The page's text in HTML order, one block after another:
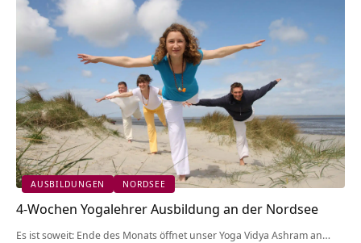
AUSBILDUNGEN NORDSEE
4-Wochen Yogalehrer Ausbildung an der Nordsee
Es ist soweit: Ende des Monats öffnet unser Yoga Vidya Ashram an…